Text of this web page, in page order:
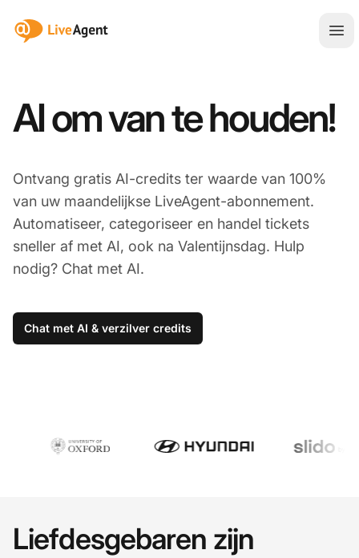
:site.title
AI om van te houden!
Ontvang gratis AI-credits ter waarde van 100%
van uw maandelijkse LiveAgent-abonnement.
Automatiseer, categoriseer en handel tickets
sneller af met AI, ook na Valentijnsdag. Hulp
nodig? Chat met AI.
Chat met AI & verzilver credits
Liefdesgebaren zijn